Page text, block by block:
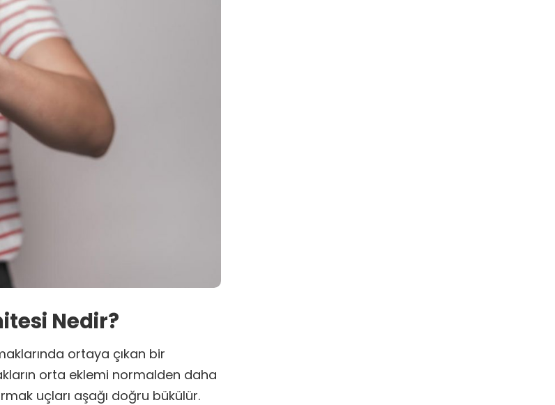
Nedir?
ortaya çıkan bir
orta eklemi normalden daha
uçları aşağı doğru bükülür.